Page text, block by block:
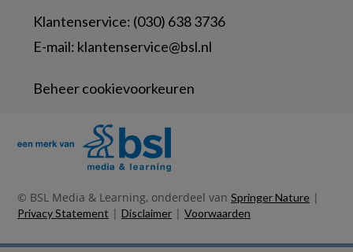
Klantenservice: (030) 638 3736
E-mail: klantenservice@bsl.nl
Beheer cookievoorkeuren
© BSL Media & Learning, onderdeel van Springer Nature |
Privacy Statement | Disclaimer | Voorwaarden